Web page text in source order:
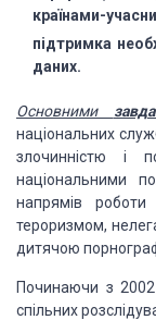
країнами-
підтримка
даних.
Основними
національних
злочинністю і
національними
напрямів роботи
тероризмом,
дитячою
Починаючи з
спільних